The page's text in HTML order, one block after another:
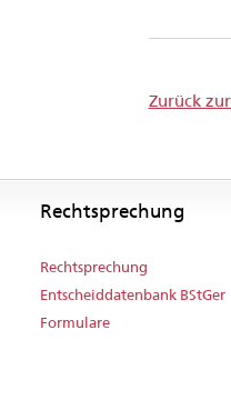
Zurück
Rechtsprechung
Rechtsprechung
Entscheiddatenbank BStGer
Formulare